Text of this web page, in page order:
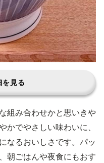
を見る
組み合わせかと思いきや
かでやさしい味わいに、
なるおいしさです。パッ
朝ごはんや夜食にもおす